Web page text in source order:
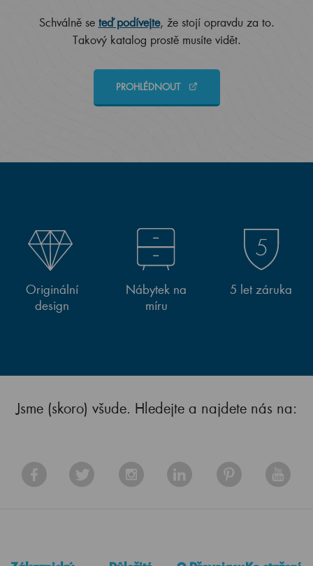
Schválně se teď podívejte, že stojí opravdu za to.
Takový katalog prostě musíte vidět.
PROHLÉDNOUT
Originální
design
Nábytek na
míru
5 let záruka
Jsme (skoro) všude. Hledejte a najdete nás na: